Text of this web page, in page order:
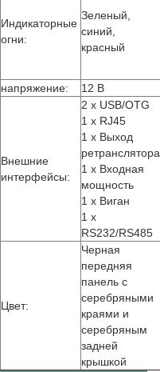
Индикаторные
огни:
Зеленый,
синий,
красный
напряжение: 12 В
Внешние
интерфейсы:
2 x USB/OTG
1 x RJ45
1 x Выход
ретранслятора
1 x Входная
мощность
1 x Виган
1 x
RS232/RS485
Цвет:
Черная
передняя
панель с
серебряными
краями и
серебряным
задней
крышкой